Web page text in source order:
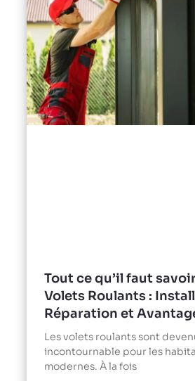
Tout ce qu’il faut
Volets Roulants :
Réparation et
Les volets roulants sont
incontournable pour les
modernes. À la fois